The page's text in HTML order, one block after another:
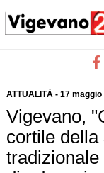
ATTUALITÀ- 17 maggio
Vigevano,
cortile